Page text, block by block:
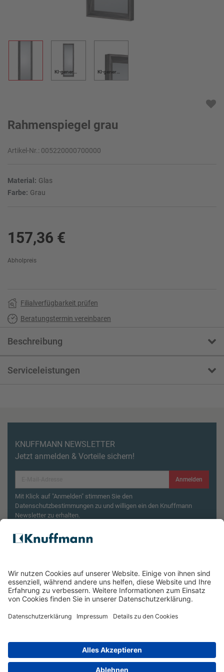
KI-generiert KI-generiert
Rahmenspiegel grau
Artikel-Nr.: 005220000700000
Material: Glas
Farbe: Grau
157,36 €
Abholpreis
Filialverfügbarkeit prüfen
Beratungstermin vereinbaren
Beschreibung
Serviceleistungen
KNUFFMANN NEWSLETTER
Jetzt anmelden & Vorteile sichern!
Anmelden
Mit Klick auf "Anmelden" stimmen Sie den
Datenschutzbestimmungen zu und willigen ein den Knuffmann
Newsletter zu erhalten.
Aktionsbedingungen¹
Wasserkocher